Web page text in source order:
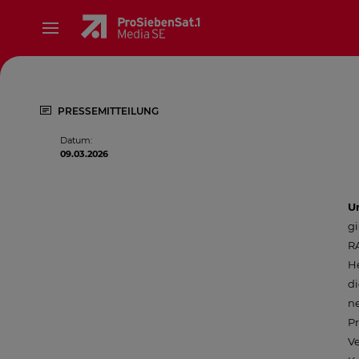
PRESSEMITTEILUNG
Datum:
09.03.2026